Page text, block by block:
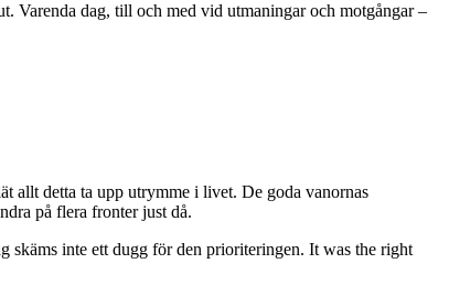
Varenda dag, till och med vid utmaningar och motgångar –
allt detta ta upp utrymme i livet. De goda vanornas
på flera fronter just då.
skäms inte ett dugg för den prioriteringen. It was the right